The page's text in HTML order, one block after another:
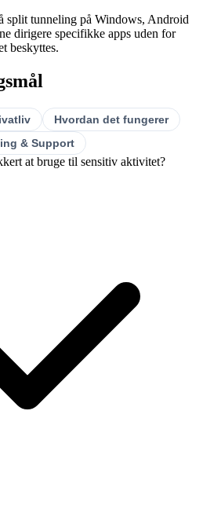
split tunneling på Windows, Android
dirigere specifikke apps uden for
beskyttes.
Hvordan det fungerer
& Support
at bruge til sensitiv aktivitet?